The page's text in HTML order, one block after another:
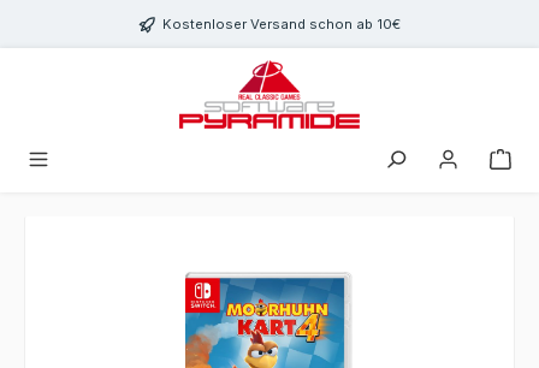
Zum Hauptinhalt springenKostenloser Versand schon ab 10€
Bildergalerie überspringen